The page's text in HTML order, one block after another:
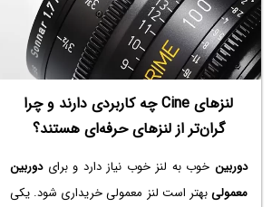
لنزهای Cine چه کاربردی دارند و چرا
گران‌تر از لنزهای حرفه‌ای هستند؟
دوربین خوب به لنز خوب نیاز دارد و برایدوربین
معمولیبهتر است لنز معمولی خریداری شود. یکی